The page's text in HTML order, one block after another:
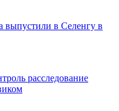
выпустили в Селенгу в
расследование